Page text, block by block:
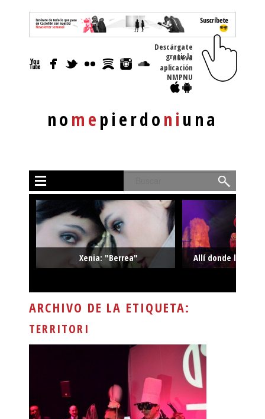
nomepierdoniuna
Descárgate
gratis la nueva
aplicación
NMPNU
Xenia: "Berrea" Allí donde la
ARCHIVO DE LA ETIQUETA:
TERRITORI